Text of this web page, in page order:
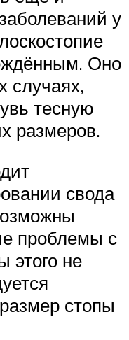
у
Оно
случаях,
тесную
размеров.
свода
проблемы с
этого не
стопы